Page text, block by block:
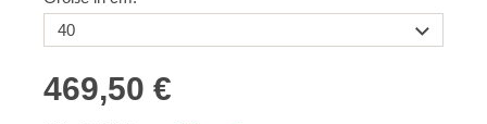
469,50 €